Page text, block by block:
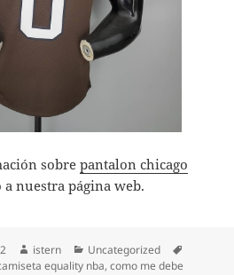
sobrepantalon chicago
nuestra página web.
Autor
istern Categorías
Uncategorized
equality nba,como me debe